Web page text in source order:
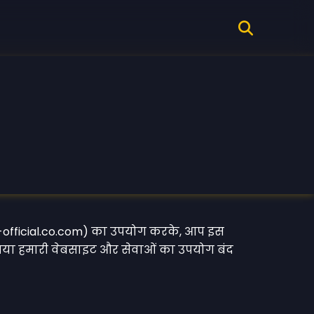
official.co.com) का उपयोग करके, आप इस
हमारी वेबसाइट और सेवाओं का उपयोग बंद